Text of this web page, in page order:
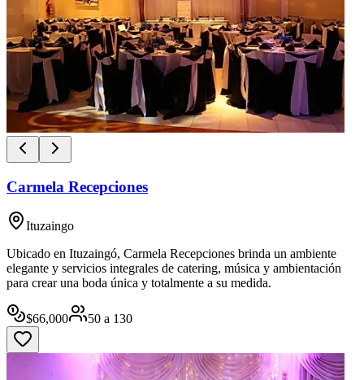
Carmela Recepciones
Ituzaingo
Ubicado en Ituzaingó, Carmela Recepciones brinda un ambiente
elegante y servicios integrales de catering, música y ambientación
para crear una boda única y totalmente a su medida.
$66,000 50 a 130